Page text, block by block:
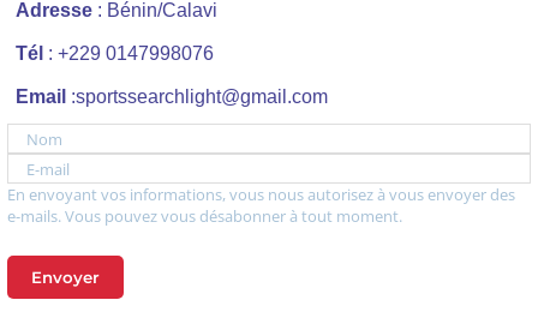
Adresse : Bénin/Calavi
Tél : +229 0147998076
Email :sportssearchlight@gmail.com
Nom
E-mail
En envoyant vos informations, vous nous autorisez à vous envoyer des
e-mails. Vous pouvez vous désabonner à tout moment.
Envoyer